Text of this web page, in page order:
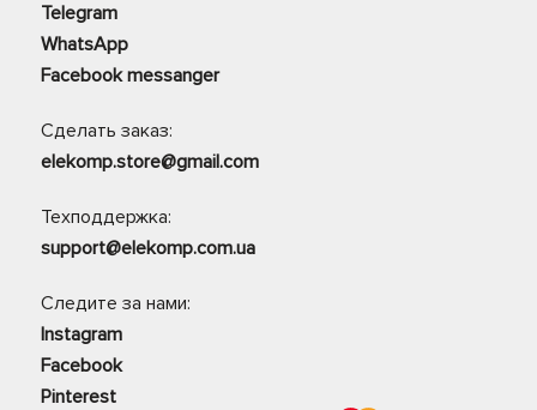
Telegram
WhatsApp
Facebook messanger
Сделать заказ:
elekomp.store@gmail.com
Техподдержка:
support@elekomp.com.ua
Следите за нами:
Instagram
Facebook
Pinterest